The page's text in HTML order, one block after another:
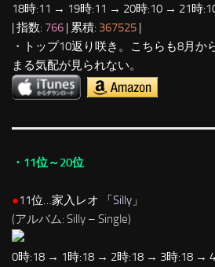
18時:11 → 19時:11 → 20時:10 → 21時
| 指数: 766 | 累積: 367525 |
・トップ10返り咲き。こちらも8月か
まる気配が見られない。
・11位～20位
●11位…家入レオ 「Silly 」
(アルバム: Silly – Single)
0時:18 → 1時:18 → 2時:18 → 3時:18 →